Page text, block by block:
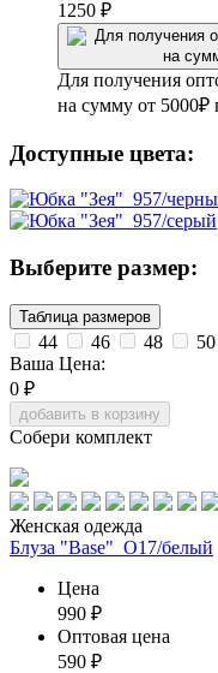
1250 ₽
Для получения
на сумму от
Доступные цвета:
Выберите размер:
Таблица размеров
44 46 48 50
Ваша Цена:
0 ₽
добавить в корзину
Собери комплект
Женская одежда
Блуза "Base"_О17/белый
Цена
990 ₽
Оптовая цена
590 ₽